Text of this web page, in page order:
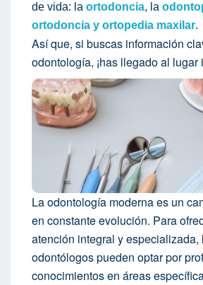
de vida: la ortodoncia, la
ortodoncia y ortopedia maxilar.
Así que, si buscas información
odontología, ¡has llegado al lugar
La odontología moderna es un
en constante evolución. Para
atención integral y especializada,
odontólogos pueden optar por
conocimientos en áreas